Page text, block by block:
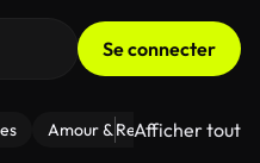
Se connecter
Amour & Relations Le
Afficher tout